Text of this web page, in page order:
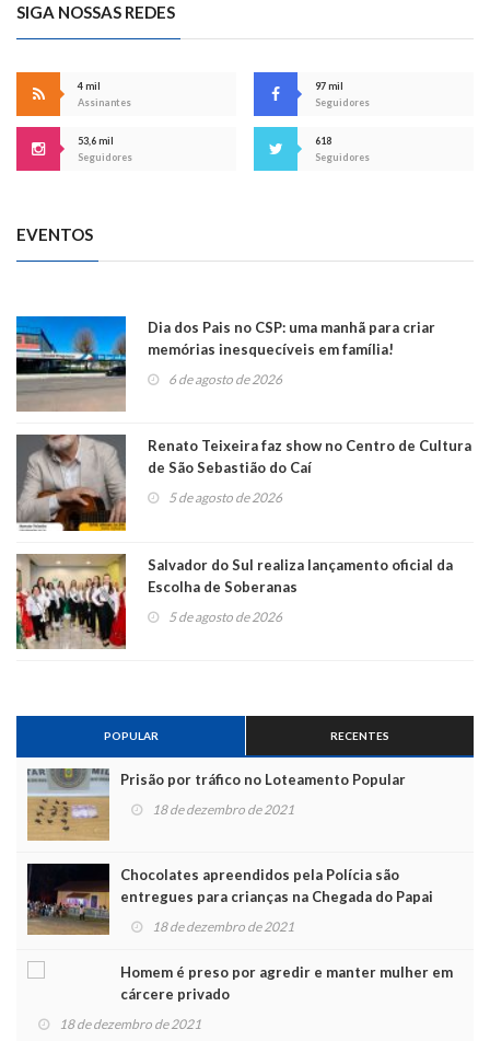
SIGA NOSSAS REDES
4 mil
Assinantes
97 mil
Seguidores
53,6 mil
Seguidores
618
Seguidores
EVENTOS
Dia dos Pais no CSP: uma manhã para criar
memórias inesquecíveis em família!
6 de agosto de 2026
Renato Teixeira faz show no Centro de Cultura
de São Sebastião do Caí
5 de agosto de 2026
Salvador do Sul realiza lançamento oficial da
Escolha de Soberanas
5 de agosto de 2026
POPULAR RECENTES
Prisão por tráfico no Loteamento Popular
18 de dezembro de 2021
Chocolates apreendidos pela Polícia são
entregues para crianças na Chegada do Papai
Noel
18 de dezembro de 2021
Homem é preso por agredir e manter mulher em
cárcere privado
18 de dezembro de 2021